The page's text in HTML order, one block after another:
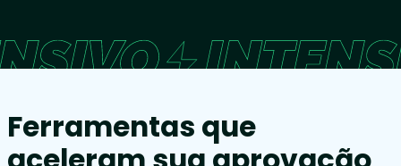
Ferramentas que